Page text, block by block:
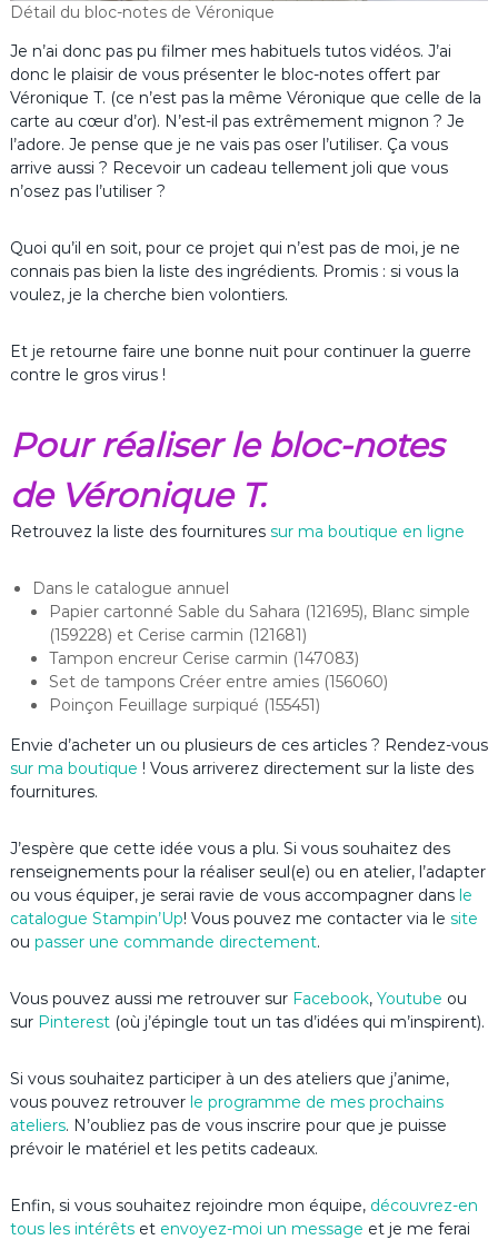
Détail du bloc-notes de Véronique
Je n’ai donc pas pu filmer mes habituels tutos vidéos. J’ai
donc le plaisir de vous présenter le bloc-notes offert par
Véronique T. (ce n’est pas la même Véronique que celle de la
carte au cœur d’or). N’est-il pas extrêmement mignon ? Je
l’adore. Je pense que je ne vais pas oser l’utiliser. Ça vous
arrive aussi ? Recevoir un cadeau tellement joli que vous
n’osez pas l’utiliser ?
Quoi qu’il en soit, pour ce projet qui n’est pas de moi, je ne
connais pas bien la liste des ingrédients. Promis : si vous la
voulez, je la cherche bien volontiers.
Et je retourne faire une bonne nuit pour continuer la guerre
contre le gros virus !
Pour réaliser le bloc-notes
de Véronique T.
Retrouvez la liste des fournitures sur ma boutique en ligne
Dans le catalogue annuel
Papier cartonné Sable du Sahara (121695), Blanc simple
(159228) et Cerise carmin (121681)
Tampon encreur Cerise carmin (147083)
Set de tampons Créer entre amies (156060)
Poinçon Feuillage surpiqué (155451)
Envie d’acheter un ou plusieurs de ces articles ? Rendez-vous
sur ma boutique ! Vous arriverez directement sur la liste des
fournitures.
J’espère que cette idée vous a plu. Si vous souhaitez des
renseignements pour la réaliser seul(e) ou en atelier, l’adapter
ou vous équiper, je serai ravie de vous accompagner dans le
catalogue Stampin’Up! Vous pouvez me contacter via le site
ou passer une commande directement.
Vous pouvez aussi me retrouver sur Facebook, Youtube ou
sur Pinterest (où j’épingle tout un tas d’idées qui m’inspirent).
Si vous souhaitez participer à un des ateliers que j’anime,
vous pouvez retrouverle programme de mes prochains
ateliers. N’oubliez pas de vous inscrire pour que je puisse
prévoir le matériel et les petits cadeaux.
Enfin, si vous souhaitez rejoindre mon équipe, découvrez-en
tous les intérêtset envoyez-moi un message et je me ferai